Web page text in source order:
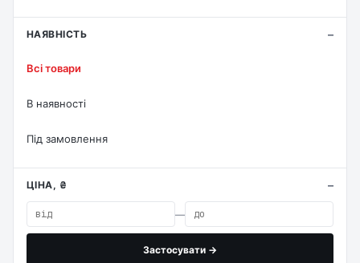
НАЯВНІСТЬ
Всі товари
В наявності
Під замовлення
ЦІНА, ₴
—
Застосувати →